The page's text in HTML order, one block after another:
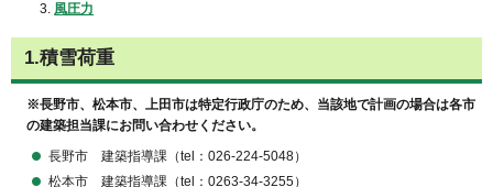
風圧力
1.積雪荷重
※長野市、松本市、上田市は特定行政庁のため、当該地で計画の場合は各市
の建築担当課にお問い合わせください。
長野市
建築指導課（tel：026-224-5048）
松本市
建築指導課（tel：0263-34-3255）